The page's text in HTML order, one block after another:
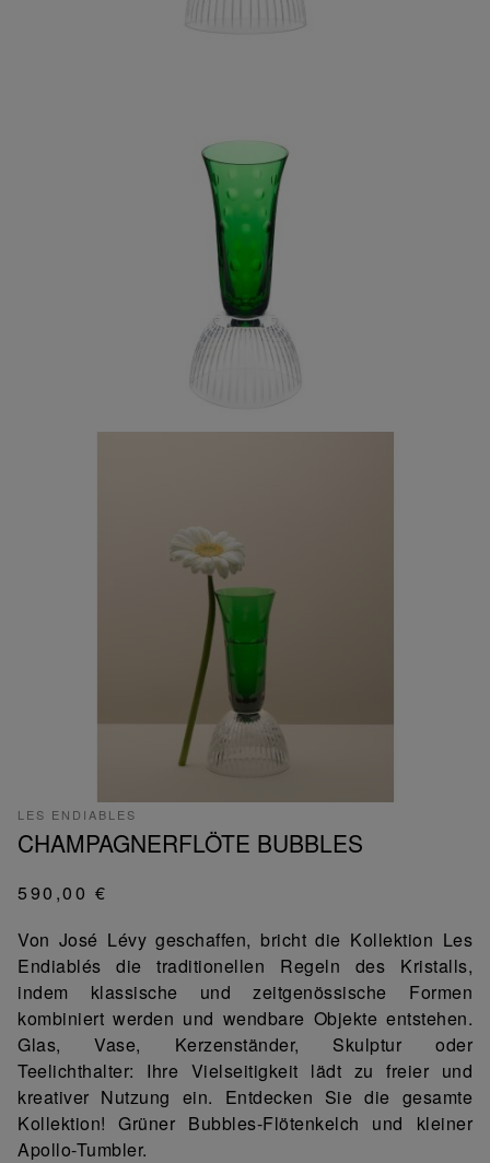
LES ENDIABLES
CHAMPAGNERFLÖTE BUBBLES
590,00 €
Von José Lévy geschaffen, bricht die Kollektion Les
Endiablés die traditionellen Regeln des Kristalls,
indem klassische und zeitgenössische Formen
kombiniert werden und wendbare Objekte entstehen.
Glas, Vase, Kerzenständer, Skulptur oder
Teelichthalter: Ihre Vielseitigkeit lädt zu freier und
kreativer Nutzung ein. Entdecken Sie die gesamte
Kollektion! Grüner Bubbles-Flötenkelch und kleiner
Apollo-Tumbler.